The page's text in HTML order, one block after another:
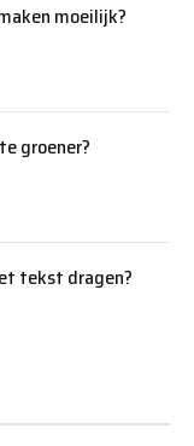
moeilijk?
groener?
tekst dragen?